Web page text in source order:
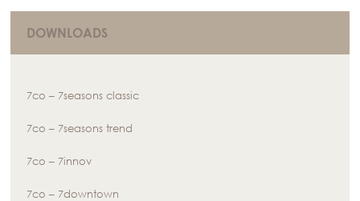
DOWNLOADS
7co – 7seasons classic
7co – 7seasons trend
7co – 7innov
7co – 7downtown